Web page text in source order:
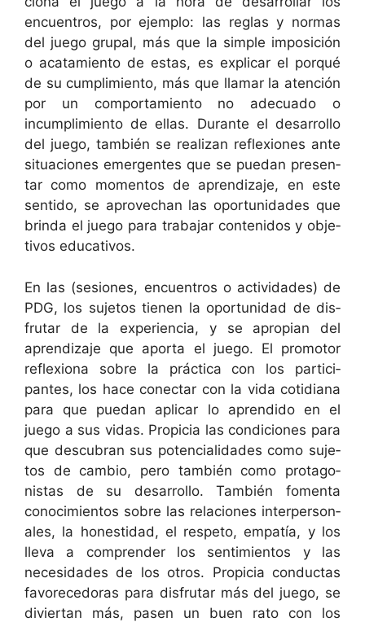
encuen­tros, por ejem­p­lo: las reglas y nor­mas
del juego gru­pal, más que la sim­ple imposi­ción
o acatamien­to de estas, es explicar el porqué
de su cumplim­ien­to, más que lla­mar la aten­ción
por un com­por­tamien­to no ade­cua­do o
incumplim­ien­to de ellas. Durante el desar­rol­lo
del juego, tam­bién se real­izan reflex­iones ante
situa­ciones emer­gentes que se puedan pre­sen­
tar como momen­tos de apren­diza­je, en este
sen­ti­do, se aprovechan las opor­tu­nidades que
brin­da el juego para tra­ba­jar con­tenidos y obje­
tivos educativos.
En las (sesiones, encuen­tros o activi­dades) de
PDG, los suje­tos tienen la opor­tu­nidad de dis­
fru­tar de la expe­ri­en­cia, y se apropi­an del
apren­diza­je que apor­ta el juego. El pro­mo­tor
reflex­iona sobre la prác­ti­ca con los par­tic­i­
pantes, los hace conec­tar con la vida cotid­i­ana
para que puedan aplicar lo apren­di­do en el
juego a sus vidas. Prop­i­cia las condi­ciones para
que des­cubran sus poten­cial­i­dades como suje­
tos de cam­bio, pero tam­bién como pro­tag­o­
nistas de su desar­rol­lo. Tam­bién fomen­ta
conocimien­tos sobre las rela­ciones inter­per­son­
ales, la hon­esti­dad, el respeto, empatía, y los
lle­va a com­pren­der los sen­timien­tos y las
necesi­dades de los otros. Prop­i­cia con­duc­tas
favore­ce­do­ras para dis­fru­tar más del juego, se
divier­tan más, pasen un buen rato con los